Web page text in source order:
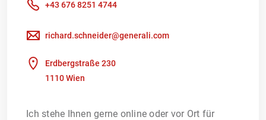
+43 676 8251 4744
richard.schneider@generali.com
Erdbergstraße 230
1110 Wien
Ich stehe Ihnen gerne online oder vor Ort für